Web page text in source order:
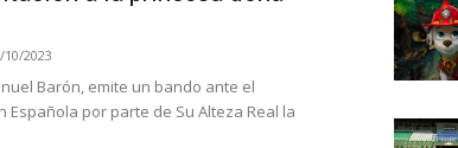
10/2023
Barón, emite un bando ante el
Española por parte de Su Alteza Real la